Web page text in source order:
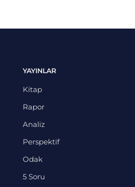
YAYINLAR
Kitap
Rapor
Analiz
Perspektif
Odak
5 Soru